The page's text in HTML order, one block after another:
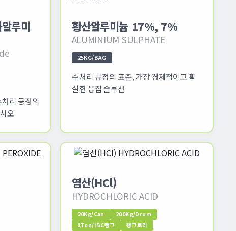
루미
리 공정의
오
황산알루미늄 17%, 7%
ALUMINIUM SULPHATE
25KG/BAG
수처리 공정의 표준, 가장 경제적이고 확
실한 응집 솔루션
염산(HCl)
HYDROCHLORIC ACID
20Kg/Can
200Kg/Drum
1Ton/IBC탱크
탱크로리